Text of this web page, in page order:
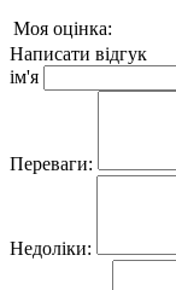
Моя оцінка:
Написати відгук
ім'я
Переваги:
Недоліки: